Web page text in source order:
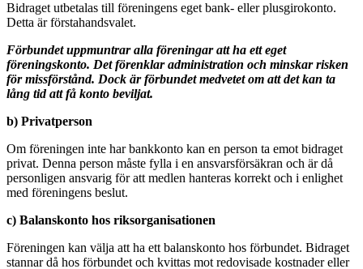
Bidraget utbetalas till föreningens eget bank- eller plusgirokonto.
Detta är förstahandsvalet.
Förbundet uppmuntrar alla föreningar att ha ett eget
föreningskonto. Det förenklar administration och minskar risken
för missförstånd. Dock är förbundet medvetet om att det kan ta
lång tid att få konto beviljat.
b) Privatperson
Om föreningen inte har bankkonto kan en person ta emot bidraget
privat. Denna person måste fylla i en ansvarsförsäkran och är då
personligen ansvarig för att medlen hanteras korrekt och i enlighet
med föreningens beslut.
c) Balanskonto hos riksorganisationen
Föreningen kan välja att ha ett balanskonto hos förbundet. Bidraget
stannar då hos förbundet och kvittas mot redovisade kostnader eller